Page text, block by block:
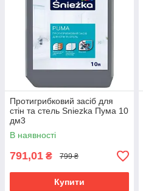
Протигрибковий засіб для
стін та стель Sniezka Пума 10
дм3
В наявності
791,01 ₴ 799 ₴
Купити